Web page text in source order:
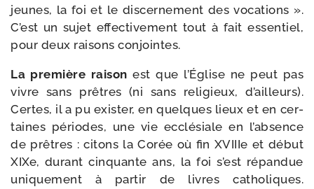
jeunes, la foi et le dis­cer­ne­ment des voca­tions ».
C’est un sujet effec­ti­ve­ment tout à fait essen­tiel,
pour deux rai­sons conjointes.
La pre­mière rai­son est que l’Église ne peut pas
vivre sans prêtres (ni sans reli­gieux, d’ailleurs).
Certes, il a pu exis­ter, en quelques lieux et en cer­
taines périodes, une vie ecclé­siale en l’ab­sence
de prêtres : citons la Corée où fin XVIIIe et début
XIXe, durant cin­quante ans, la foi s’est répan­due
uni­que­ment à par­tir de livres catho­liques.